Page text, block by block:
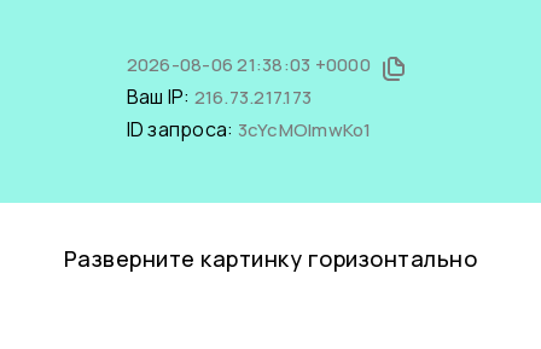
2026-08-06 21:38:03 +0000
Ваш IP: 216.73.217.173
ID запроса: 3cYcMOlmwKo1
Разверните картинку горизонтально